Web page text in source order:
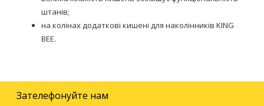
штанів;
на колінах додаткові кишені для наколінників KING
BEE.
Зателефонуйте нам